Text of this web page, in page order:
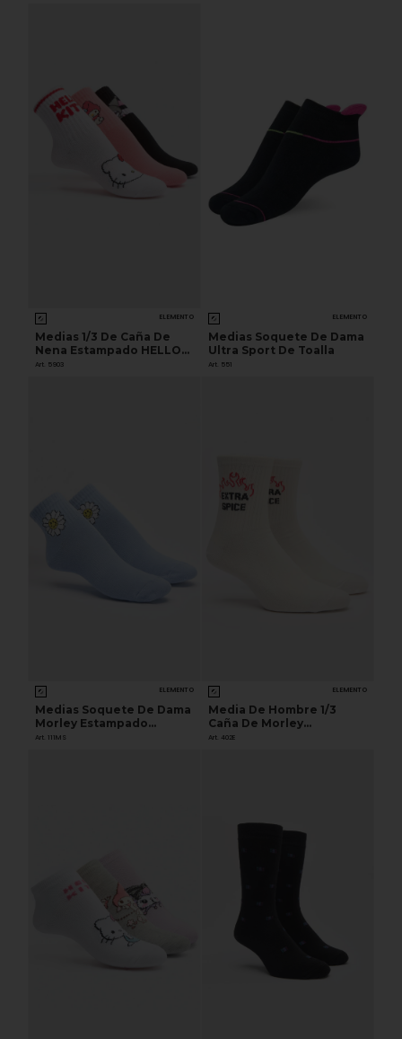
ELEMENTO
Medias 1/3 De Caña De
Nena Estampado HELLO
KITTY
Art. 5903
ELEMENTO
Medias Soquete De Dama
Ultra Sport De Toalla
Art. 551
ELEMENTO
Medias Soquete De Dama
Morley Estampado
Surtido
Art. 111MS
ELEMENTO
Media De Hombre 1/3
Caña De Morley
Estampado
Art. 402E